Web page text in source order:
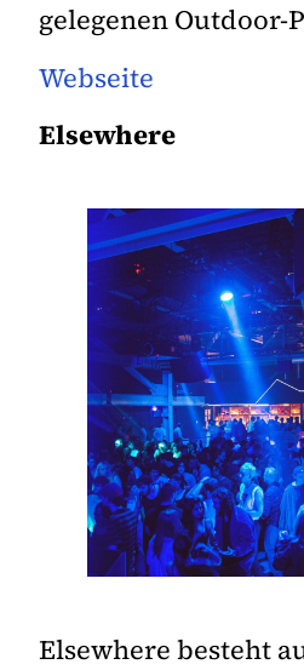
gelegenen Outdoor-
Webseite
Elsewhere
Elsewhere besteht